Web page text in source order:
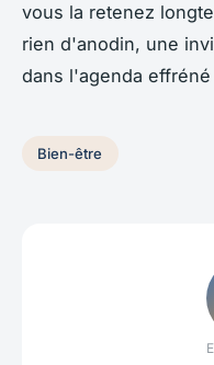
vous la retenez
rien d'anodin, une
dans l'agenda
Bien-être